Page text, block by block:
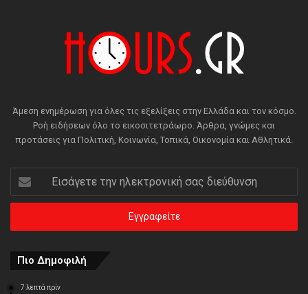
Άμεση ενημέρωση για όλες τις εξελίξεις στην Ελλάδα και τον κόσμο.
Ροή ειδήσεων όλο το εικοσιτετράωρο. Άρθρα, γνώμες και
προτάσεις για Πολιτική, Κοινωνία, Τοπικά, Οικονομία και Αθλητικά.
την
ηλεκτρονική
διεύθυνση
Πιο Δημοφιλή
7 λεπτά πρίν